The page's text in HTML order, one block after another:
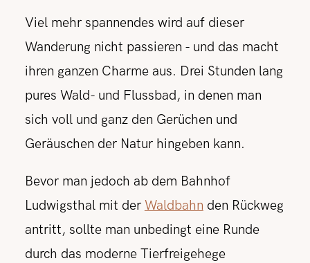
Viel mehr spannendes wird auf dieser
Wanderung nicht passieren - und das macht
ihren ganzen Charme aus. Drei Stunden lang
pures Wald- und Flussbad, in denen man
sich voll und ganz den Gerüchen und
Geräuschen der Natur hingeben kann.
Bevor man jedoch ab dem Bahnhof
Ludwigsthal mit der Waldbahn den Rückweg
antritt, sollte man unbedingt eine Runde
durch das moderne Tierfreigehege